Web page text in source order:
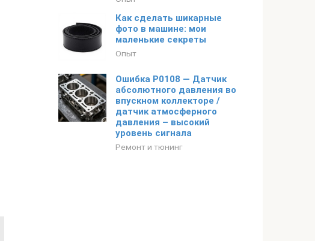
Как сделать шикарные
фото в машине: мои
маленькие секреты
Опыт
Ошибка P0108 — Датчик
абсолютного давления во
впускном коллекторе /
датчик атмосферного
давления – высокий
уровень сигнала
Ремонт и тюнинг